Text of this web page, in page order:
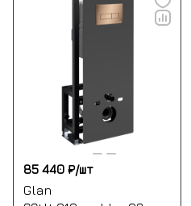
85 440 ₽/шт
Glan